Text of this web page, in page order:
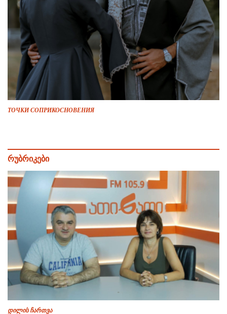
ТОЧКИ СОПРИКОСНОВЕНИЯ
რუბრიკები
დილის ჩართვა